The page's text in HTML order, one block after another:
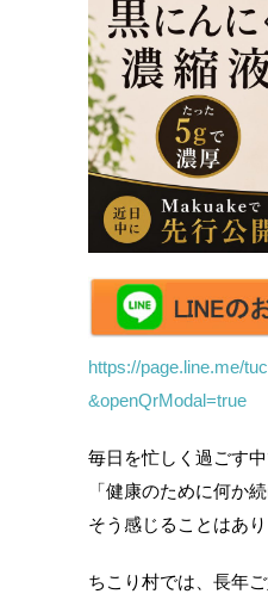
https://page.line.me/
&openQrModal=true
毎日を忙しく過ごす中
「健康のために何か続
そう感じることはあ
ちこり村では、長年